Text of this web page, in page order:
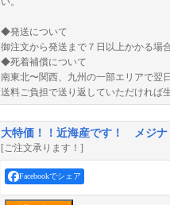
◆発送について
御注文から発送まで７日以上かかる場
◆死着補償について
南東北〜関西、九州の一部エリアで翌
送料ご負担で送り返していただければ
大特価！！近海産です！ メ
[ご注文承ります！]
Facebookでシェア